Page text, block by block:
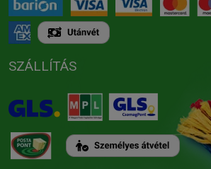
SZÁLLÍTÁS